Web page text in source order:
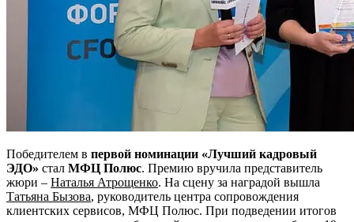
Победителем в первой номинации «Лучший кадровый
ЭДО» стал МФЦ Полюс. Премию вручила представитель
жюри – Наталья Атрощенко. На сцену за наградой вышла
Татьяна Бызова, руководитель центра сопровождения
клиентских сервисов, МФЦ Полюс. При подведении итогов